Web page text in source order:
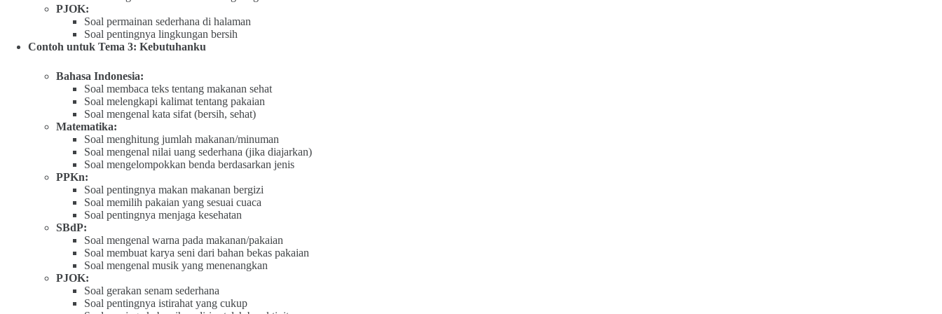
PJOK:
Soal permainan sederhana di halaman
Soal pentingnya lingkungan bersih
Contoh untuk Tema 3: Kebutuhanku
Bahasa Indonesia:
Soal membaca teks tentang makanan sehat
Soal melengkapi kalimat tentang pakaian
Soal mengenal kata sifat (bersih, sehat)
Matematika:
Soal menghitung jumlah makanan/minuman
Soal mengenal nilai uang sederhana (jika diajarkan)
Soal mengelompokkan benda berdasarkan jenis
PPKn:
Soal pentingnya makan makanan bergizi
Soal memilih pakaian yang sesuai cuaca
Soal pentingnya menjaga kesehatan
SBdP:
Soal mengenal warna pada makanan/pakaian
Soal membuat karya seni dari bahan bekas pakaian
Soal mengenal musik yang menenangkan
PJOK:
Soal gerakan senam sederhana
Soal pentingnya istirahat yang cukup